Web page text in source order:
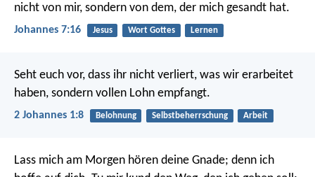
nicht von mir, sondern von dem, der mich gesandt hat.
Johannes 7:16 Jesus Wort Gottes Lernen
Seht euch vor, dass ihr nicht verliert, was wir erarbeitet
haben, sondern vollen Lohn empfangt.
2 Johannes 1:8 Belohnung Selbstbeherrschung Arbeit
Lass mich am Morgen hören deine Gnade; denn ich